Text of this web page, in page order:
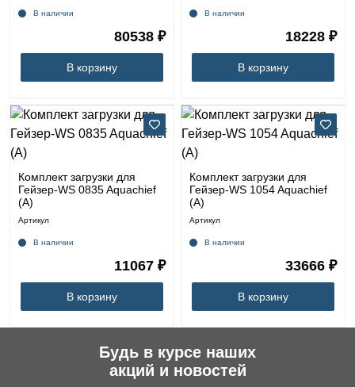
В наличии
80538 ₽
В корзину
В наличии
18228 ₽
В корзину
Комплект загрузки для
Гейзер-WS 0835 Aquachief
(A)
Артикул
В наличии
11067 ₽
В корзину
Комплект загрузки для
Гейзер-WS 1054 Aquachief
(A)
Артикул
В наличии
33666 ₽
В корзину
Будь в курсе наших
акций и новостей